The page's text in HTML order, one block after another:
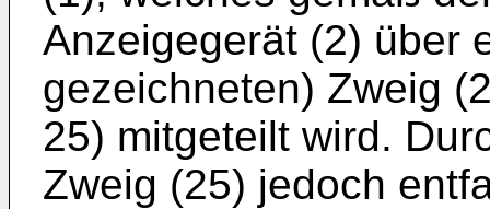
Anzeigegerät (2) über
gezeichneten) Zweig
25) mitgeteilt wird.
Zweig (25) jedoch